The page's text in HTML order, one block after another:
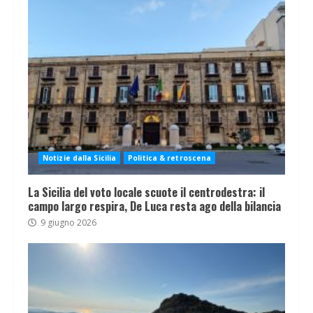
Notizie dalla Sicilia Politica & retroscena
La Sicilia del voto locale scuote il centrodestra: il
campo largo respira, De Luca resta ago della bilancia
9 giugno 2026